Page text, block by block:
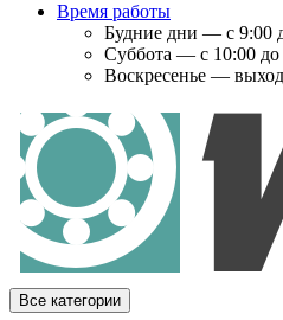
Время работы
Будние дни — с 9:00
Суббота — с 10:00 до
Воскресенье —
Все категории